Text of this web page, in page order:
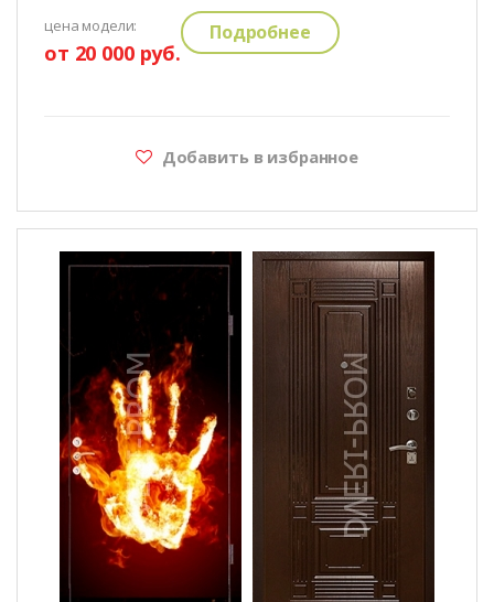
цена модели:
от 20 000 руб.
Подробнее
Добавить в избранное